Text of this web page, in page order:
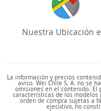
Nuestra Ubicación
La información y precios
aviso. Wei Chile S. A. no se
omisiones en el contenido. El
características de los
orden de compra sujetas a
ejecutivo, no